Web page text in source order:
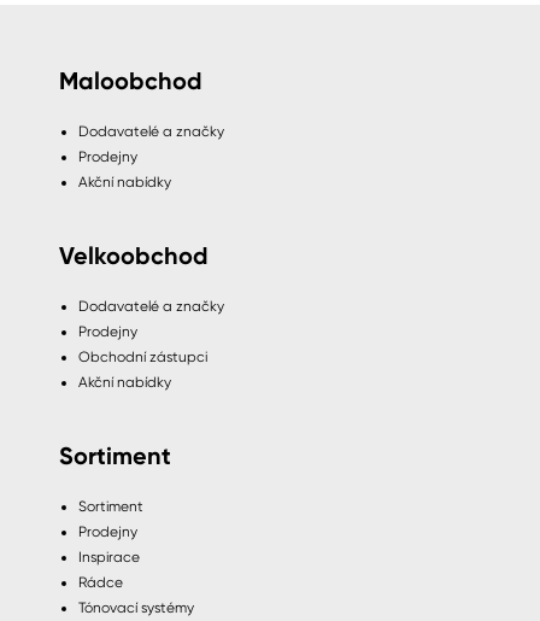
Maloobchod
Dodavatelé a značky
Prodejny
Akční nabídky
Velkoobchod
Dodavatelé a značky
Prodejny
Obchodní zástupci
Akční nabídky
Sortiment
Sortiment
Prodejny
Inspirace
Rádce
Tónovací systémy